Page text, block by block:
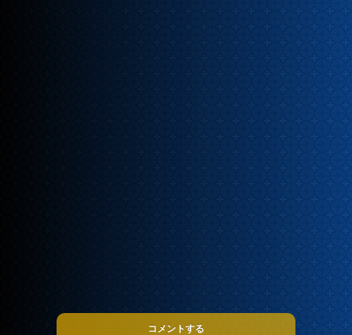
コメントする